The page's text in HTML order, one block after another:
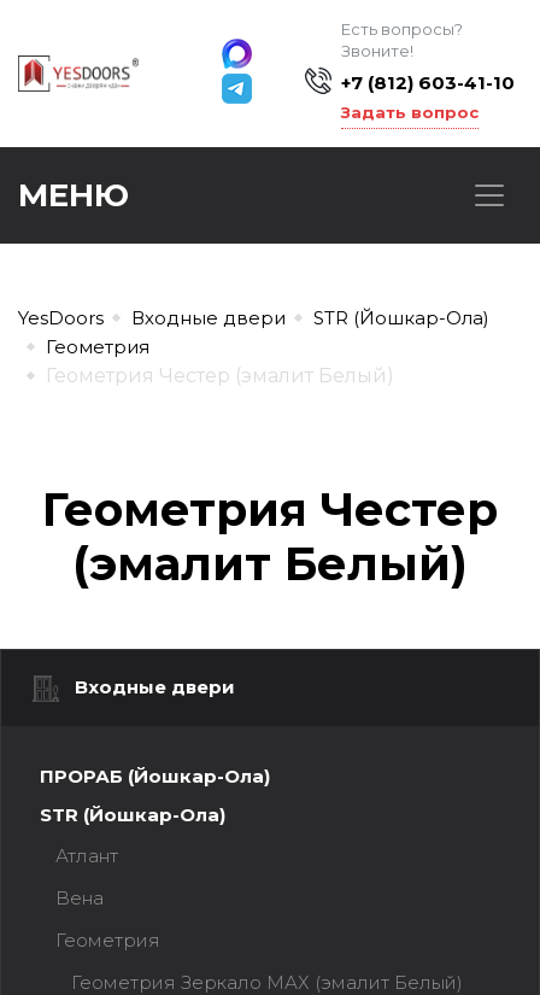
Есть вопросы?
Звоните!
+7 (812) 603-41-10
Задать вопрос
МЕНЮ
YesDoors Входные двери
STR (Йошкар-Ола)
Геометрия
Геометрия Честер (эмалит Белый)
Геометрия Честер
(эмалит Белый)
Входные двери
ПРОРАБ (Йошкар-Ола)
STR (Йошкар-Ола)
Атлант
Вена
Геометрия
Геометрия Зеркало МАХ (эмалит Белый)